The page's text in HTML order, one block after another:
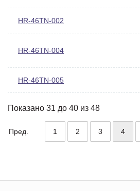
HR-46TN-002
HR-46TN-004
HR-46TN-005
Показано 31 до 40 из 48
Пред. 1 2 3 4